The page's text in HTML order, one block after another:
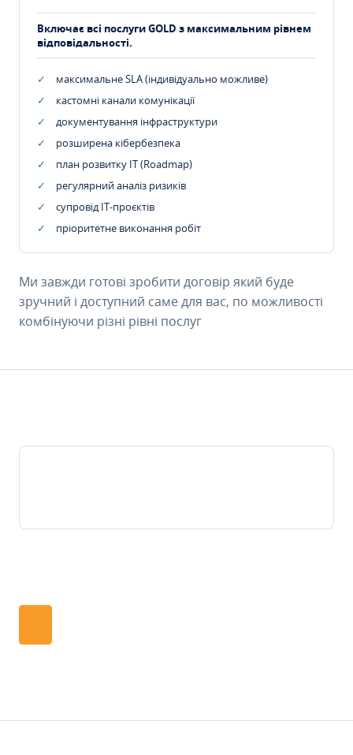
Включає всі послуги GOLD з максимальним рівнем
відповідальності.
максимальне SLA (індивідуально можливе)
кастомні канали комунікації
документування інфраструктури
розширена кібербезпека
план розвитку IT (Roadmap)
регулярний аналіз ризиків
супровід ІТ-проєктів
пріоритетне виконання робіт
Ми завжди готові зробити договір який буде
зручний і доступний саме для вас, по можливості
комбінуючи різні рівні послуг